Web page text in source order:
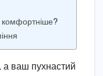
комфортніше?
а ваш пухнастий